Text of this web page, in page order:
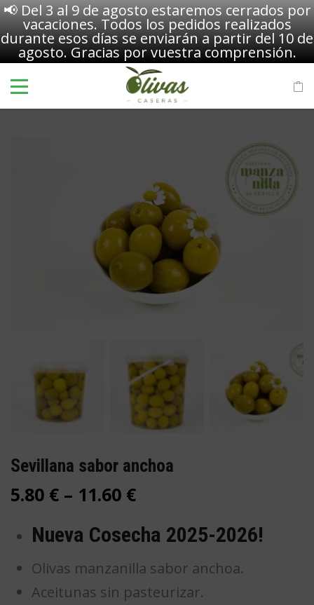
📢 Del 3 al 9 de agosto estaremos cerrados por
vacaciones. Todos los pedidos realizados
durante esos días se enviarán a partir del 10 de
agosto. Gracias por vuestra comprensión.
Sevillana sabor anchoa
5.80 € – 11.60 €
Nueva Cosecha 2025-2026!
Olivas manzanilla sabor anchoa.
Aceitunas sin pasteurizar.